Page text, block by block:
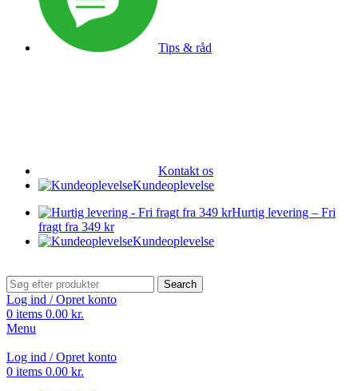
Tips & råd
Kontakt os
Kundeoplevelse
Hurtig levering – Fri
fragt fra 349 kr
Kundeoplevelse
Search
Log ind / Opret konto
0 items 0.00 kr.
Menu
Log ind / Opret konto
0 items 0.00 kr.